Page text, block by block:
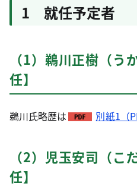
1 就任予定者
（1）鵜川正樹（う
任】
鵜川氏略歴は 別紙1（
（2）児玉安司（こ
任】